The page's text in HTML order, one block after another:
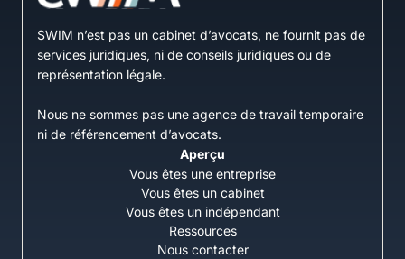
SWIM n’est pas un cabinet d’avocats, ne fournit pas de
services juridiques, ni de conseils juridiques ou de
représentation légale.
Nous ne sommes pas une agence de travail temporaire
ni de référencement d’avocats.
Aperçu
Vous êtes une entreprise
Vous êtes un cabinet
Vous êtes un indépendant
Ressources
Nous contacter